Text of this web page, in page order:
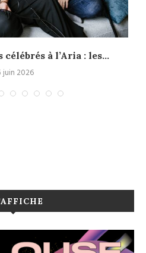
célébrés à l’Aria : les...
juin 2026